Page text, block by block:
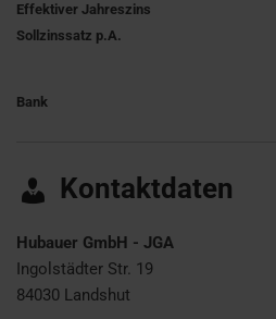
Effektiver Jahreszins
Sollzinssatz p.A.
Bank
Kontaktdaten
Hubauer GmbH - JGA
Ingolstädter Str. 19
84030 Landshut